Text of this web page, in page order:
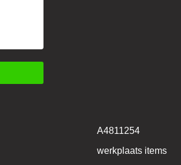
A4811254
werkplaats items